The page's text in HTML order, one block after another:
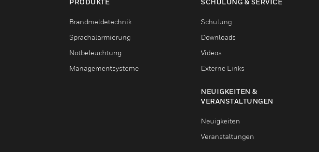
PRODUKTE
Brandmeldetechnik
Sprachalarmierung
Notbeleuchtung
Managementsysteme
SCHULUNG & SERVICE
Schulung
Downloads
Videos
Externe Links
NEUIGKEITEN &
VERANSTALTUNGEN
Neuigkeiten
Veranstaltungen